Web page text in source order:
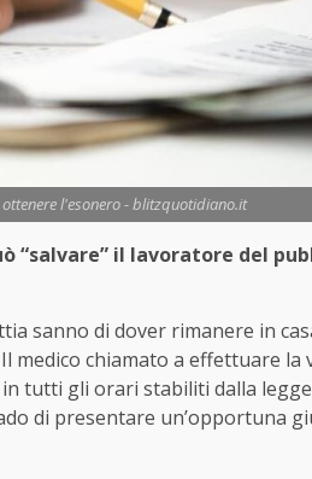
ottenere l'esonero - blitzquotidiano.it
“salvare” il lavoratore del
sanno di dover rimanere in
medico chiamato a effettuare
tutti gli orari stabiliti dalla
di presentare un’opportuna